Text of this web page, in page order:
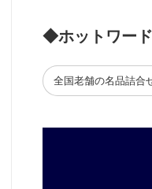
◆ホットワード
全国老舗の名品詰合